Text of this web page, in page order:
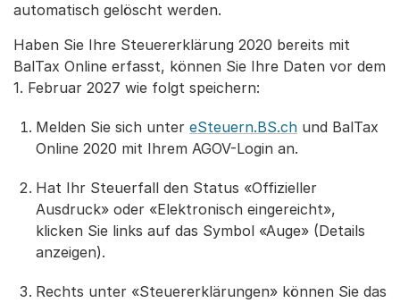
automatisch gelöscht werden.
Haben Sie Ihre Steuererklärung 2020 bereits mit
BalTax Online erfasst, können Sie Ihre Daten vor dem
1. Februar 2027 wie folgt speichern:
Melden Sie sich unter eSteuern.BS.ch und BalTax
Online 2020 mit Ihrem AGOV-Login an.
Hat Ihr Steuerfall den Status «Offizieller
Ausdruck» oder «Elektronisch eingereicht»,
klicken Sie links auf das Symbol «Auge» (Details
anzeigen).
Rechts unter «Steuererklärungen» können Sie das